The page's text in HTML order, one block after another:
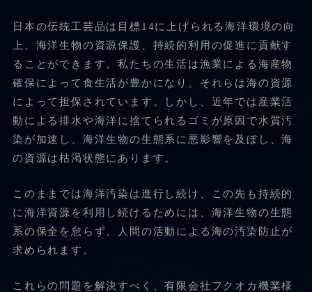
日本の伝統工芸品は目標14に上げられる海洋環境の向
上、海洋生物の資源保護、持続的利用の促進に貢献す
ることができます。私たちの生活は漁業による海産物
確保によって食生活が豊かになり、 それらは海の資源
によって担保されています。しかし、近年では産業活
動による排水や海洋に捨てられるゴミが原因で水質汚
染が加速し、海洋生物の生態系に悪影響を及ぼし、海
の資源は枯渇状態にあります。
このままでは海洋汚染は進行し続け、この先も持続的
に海洋資源を利用し続けるためには、海洋生物の生態
系の保全を怠らず、人間の活動による海の汚染防止が
求められます。
これらの問題を解決すべく、有限会社フクオカ機業様